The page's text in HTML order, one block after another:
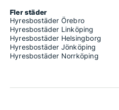
Fler städer
Hyresbostäder Örebro
Hyresbostäder Linköping
Hyresbostäder Helsingborg
Hyresbostäder Jönköping
Hyresbostäder Norrköping